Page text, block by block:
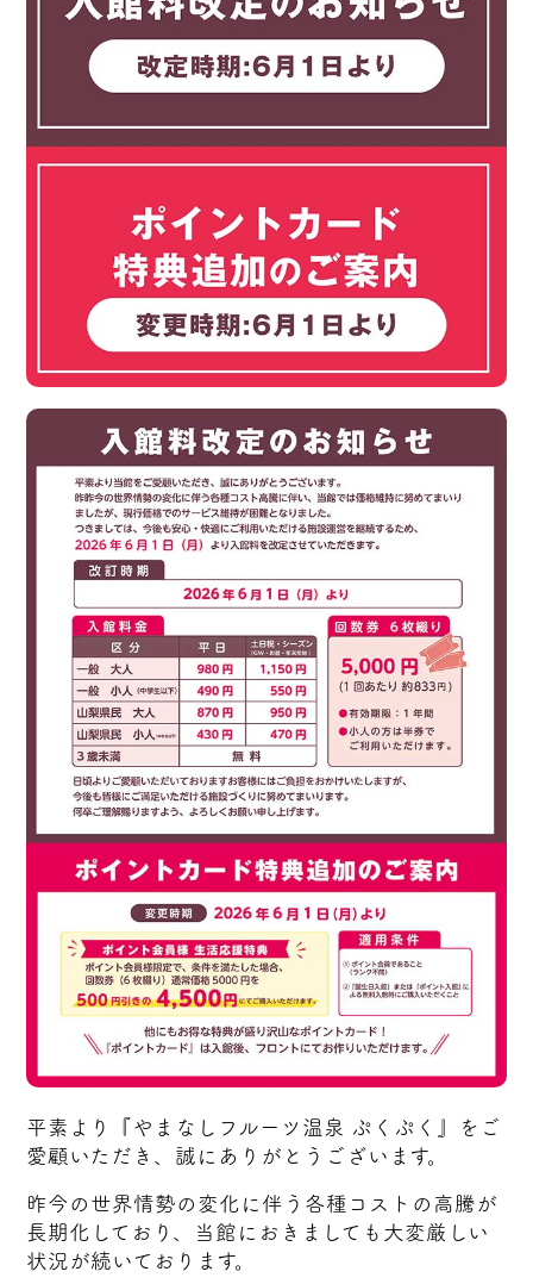
平素より『やまなしフルーツ温泉 ぷくぷく』をご
愛顧いただき、誠にありがとうございます。
昨今の世界情勢の変化に伴う各種コストの高騰が
長期化しており、当館におきましても大変厳しい
状況が続いております。